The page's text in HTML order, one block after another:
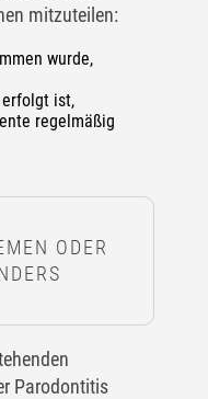
mitzuteilen:
wurde,
ist,
regelmäßig
ODER
Parodontitis